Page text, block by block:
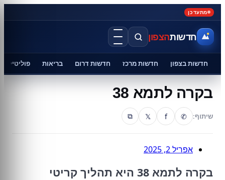
מתעדכן
חדשותהצפון
חדשות בצפון חדשות מרכז חדשות דרום בריאות פוליטיקה
בקרה לתמא 38
שיתוף: ✆
f
𝕏
⧉
אפריל 2, 2025
בקרה לתמא 38 היא תהליך קריטי